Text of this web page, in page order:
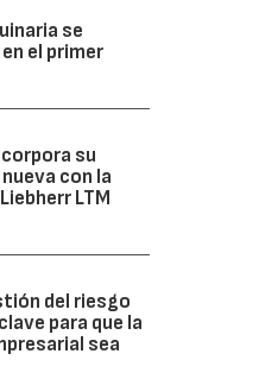
se
el primer
su
con la
LTM
del riesgo
para que la
sea